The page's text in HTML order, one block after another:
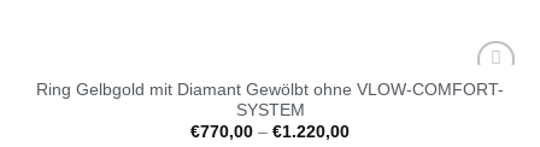
Auf die
Ring Gelbgold mit Diamant Gewölbt ohne VLOW-COMFORT-
SYSTEM
€770,00 – €1.220,00